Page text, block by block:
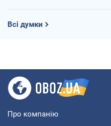
Всі думки
Про компанію